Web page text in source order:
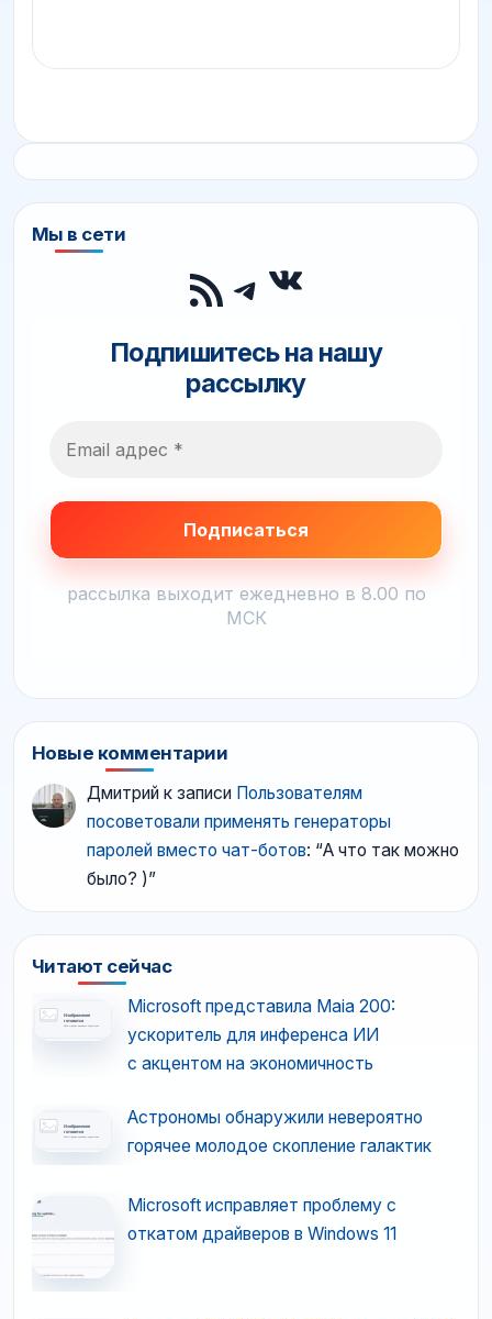
Мы в сети
RSS-лента
Telegram
ВКонтакте
Подпишитесь на нашу
рассылку
рассылка выходит ежедневно в 8.00 по
МСК
Новые комментарии
Дмитрий к записи Пользователям
посоветовали применять генераторы
паролей вместо чат-ботов: “А что так можно
было? )”
Читают сейчас
Microsoft представила Maia 200:
ускоритель для инференса ИИ
с акцентом на экономичность
Астрономы обнаружили невероятно
горячее молодое скопление галактик
Microsoft исправляет проблему с
откатом драйверов в Windows 11